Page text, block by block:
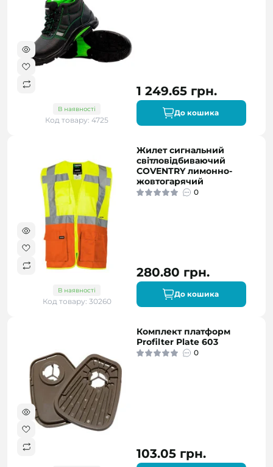
В наявності
Код товару: 4725
1 249.65 грн.
До кошика
В наявності
Код товару: 30260
Жилет сигнальний
світловідбиваючий
COVENTRY лимонно-
жовтогарячий
0
280.80 грн.
До кошика
Комплект платформ
Profilter Plate 603
0
103.05 грн.